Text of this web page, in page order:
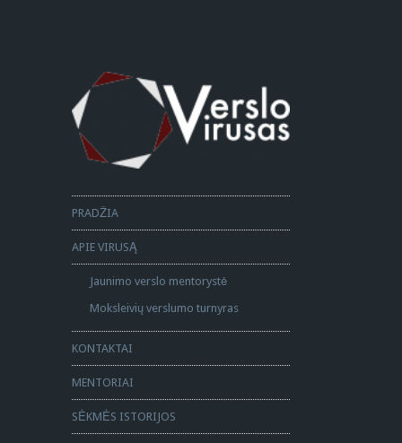
PRADŽIA
APIE VIRUSĄ
Jaunimo verslo mentorystė
Moksleivių verslumo turnyras
KONTAKTAI
MENTORIAI
SĖKMĖS ISTORIJOS